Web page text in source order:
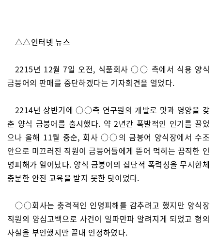
△△인터넷 뉴스
2215년 12월 7일 오전, 식품회사 ○○ 측에서 식용 양식
금붕어의 판매를 중단하겠다는 기자회견을 열었다.
2214년 상반기에 ○○측 연구원의 개발로 맛과 영양을 갖
춘 양식 금붕어를 출시했다. 약 2년간 폭발적인 인기를 끌었
으나 올해 11월 중순, 회사 ○○의 금붕어 양식장에서 수조
안으로 미끄러진 직원이 금붕어들에게 뜯어 먹히는 끔직한 인
명피해가 일어났다. 양식 금붕어의 집단적 폭력성을 무시한체
충분한 안전 교육을 받지 못한 탓이었다.
○○회사는 충격적인 인명피해를 감추려고 했지만 양식장
직원의 양심고백으로 사건이 일파만파 알려지게 되었고 혐의
사실을 부인했지만 끝내 인정하였다.